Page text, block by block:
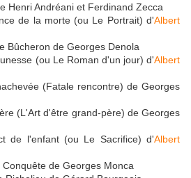
Henri Andréani et Ferdinand Zecca
de la morte (ou Le Portrait) d'Albert
Bûcheron de Georges Denola
(ou Le Roman d'un jour) d'Albert
(Fatale rencontre) de Georges
(L'Art d'être grand-père) de Georges
de l'enfant (ou Le Sacrifice) d'Albert
de Georges Monca